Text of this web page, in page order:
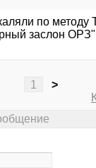
по методу
заслон
1
>